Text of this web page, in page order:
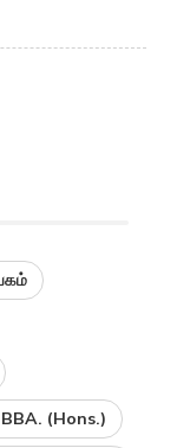
(Hons.)